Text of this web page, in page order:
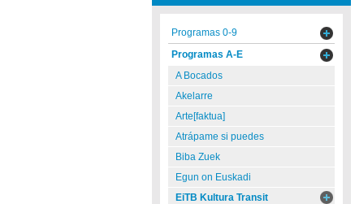
Programas 0-9
Programas A-E
A Bocados
Akelarre
Arte[faktua]
Atrápame si puedes
Biba Zuek
Egun on Euskadi
EiTB Kultura Transit